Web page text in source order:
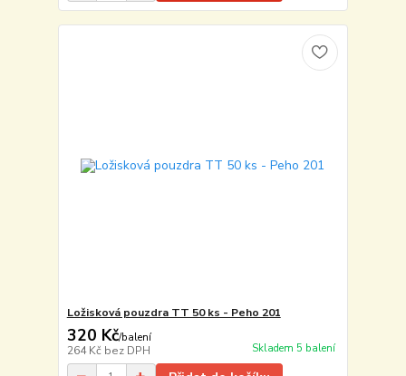
Ložisková pouzdra TT 50 ks - Peho 201
320 Kč/balení
264 Kč bez DPH Skladem 5 balení